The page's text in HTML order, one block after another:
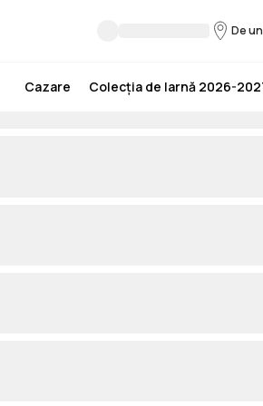
De
Cazare Colecția de Iarnă 2026-